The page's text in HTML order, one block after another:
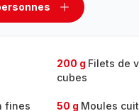
Ajouter
200 g Filets de
cubes
fines
50 g Moules